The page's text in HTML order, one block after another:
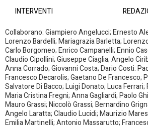
INTERVENTI
Collaborano: Giampiero Angelucci; Ernesto
Lorenzo Bardelli; Mariagrazia Barletta;
Carlo Borgomeo; Enrico Campanelli; Ennio
Claudio Cipollini; Giuseppe Ciaglia; Angelo
Anna Corrado; Giovanni Costa; Dario Costi:
Francesco Decarolis; Gaetano De Francesco;
Salvatore Di Bacco; Luigi Donato; Luca
Maria Cristina Fregni; Anna Gagliardi; Paolo
Mauro Grassi; Niccolò Grassi; Bernardino
Angelo Laratta; Claudio Lucidi; Maurizio
Emilia Martinelli; Antonio Massarutto;